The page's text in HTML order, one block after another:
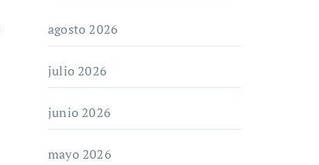
agosto 2026
julio 2026
junio 2026
mayo 2026